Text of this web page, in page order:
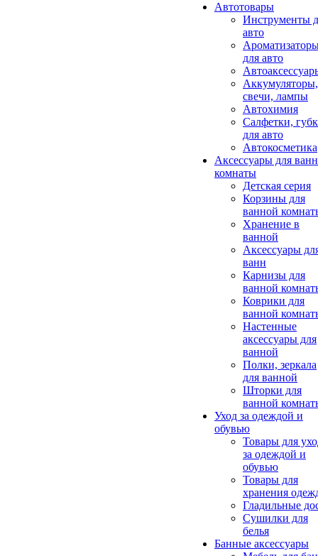
Автотовары
Инструменты
авто
для авто
Аккумуляторы,
свечи, лампы
Автохимия
Салфетки,
для авто
Автокосметика
Аксессуары для
комнаты
Детская серия
Корзины для
ванной
Хранение в
ванной
Аксессуары
ванн
Карнизы для
ванной
Коврики для
ванной
Настенные
аксессуары для
ванной
Полки, зеркала
для ванной
Шторки для
ванной
Уход за одеждой и
обувью
Товары для
за одеждой и
обувью
Товары для
хранения
Гладильные
Сушилки для
белья
Банные аксессуары